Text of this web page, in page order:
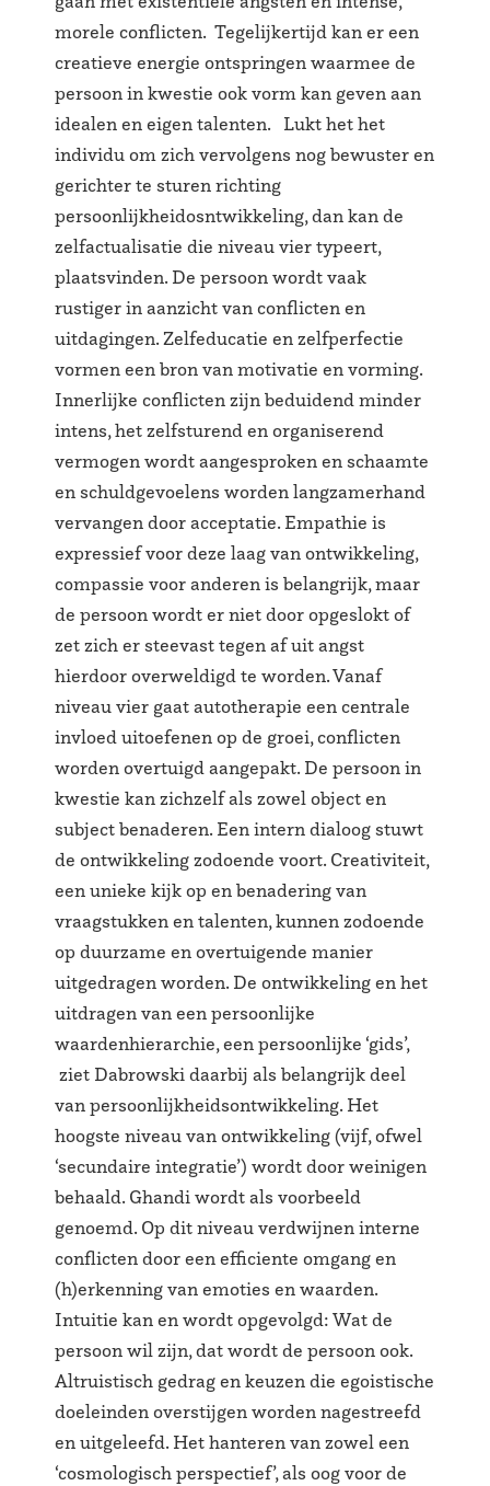
morele conflicten. Tegelijkertijd kan er een
creatieve energie ontspringen waarmee de
persoon in kwestie ook vorm kan geven aan
idealen en eigen talenten. Lukt het het
individu om zich vervolgens nog bewuster en
gerichter te sturen richting
persoonlijkheidosntwikkeling, dan kan de
zelfactualisatie die niveau vier typeert,
plaatsvinden. De persoon wordt vaak
rustiger in aanzicht van conflicten en
uitdagingen. Zelfeducatie en zelfperfectie
vormen een bron van motivatie en vorming.
Innerlijke conflicten zijn beduidend minder
intens, het zelfsturend en organiserend
vermogen wordt aangesproken en schaamte
en schuldgevoelens worden langzamerhand
vervangen door acceptatie. Empathie is
expressief voor deze laag van ontwikkeling,
compassie voor anderen is belangrijk, maar
de persoon wordt er niet door opgeslokt of
zet zich er steevast tegen af uit angst
hierdoor overweldigd te worden. Vanaf
niveau vier gaat autotherapie een centrale
invloed uitoefenen op de groei, conflicten
worden overtuigd aangepakt. De persoon in
kwestie kan zichzelf als zowel object en
subject benaderen. Een intern dialoog stuwt
de ontwikkeling zodoende voort. Creativiteit,
een unieke kijk op en benadering van
vraagstukken en talenten, kunnen zodoende
op duurzame en overtuigende manier
uitgedragen worden. De ontwikkeling en het
uitdragen van een persoonlijke
waardenhierarchie, een persoonlijke ‘gids’,
ziet Dabrowski daarbij als belangrijk deel
van persoonlijkheidsontwikkeling. Het
hoogste niveau van ontwikkeling (vijf, ofwel
‘secundaire integratie’) wordt door weinigen
behaald. Ghandi wordt als voorbeeld
genoemd. Op dit niveau verdwijnen interne
conflicten door een efficiente omgang en
(h)erkenning van emoties en waarden.
Intuitie kan en wordt opgevolgd: Wat de
persoon wil zijn, dat wordt de persoon ook.
Altruistisch gedrag en keuzen die egoistische
doeleinden overstijgen worden nagestreefd
en uitgeleefd. Het hanteren van zowel een
‘cosmologisch perspectief’, als oog voor de